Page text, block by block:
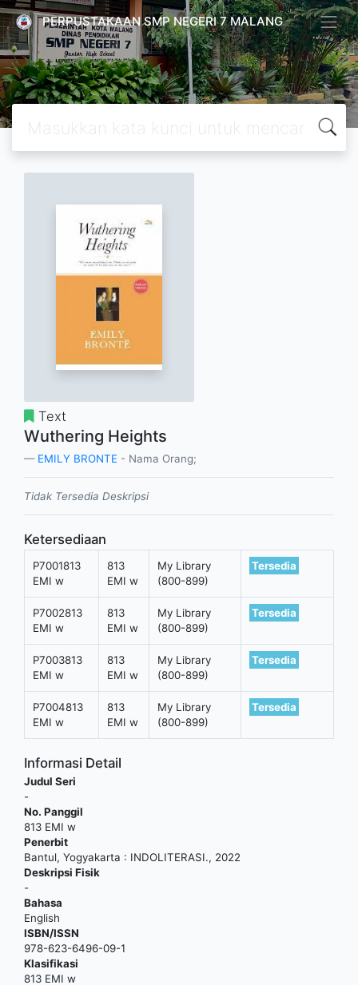
PERPUSTAKAAN SMP NEGERI 7 MALANG
Text
Wuthering Heights
EMILY BRONTE - Nama Orang;
Tidak Tersedia Deskripsi
Ketersediaan
P7001813
EMI w
813
EMI w
My Library
(800-899)
Tersedia
P7002813
EMI w
813
EMI w
My Library
(800-899)
Tersedia
P7003813
EMI w
813
EMI w
My Library
(800-899)
Tersedia
P7004813
EMI w
813
EMI w
My Library
(800-899)
Tersedia
Informasi Detail
Judul Seri
-
No. Panggil
813 EMI w
Penerbit
Bantul, Yogyakarta : INDOLITERASI., 2022
Deskripsi Fisik
-
Bahasa
English
ISBN/ISSN
978-623-6496-09-1
Klasifikasi
813 EMI w